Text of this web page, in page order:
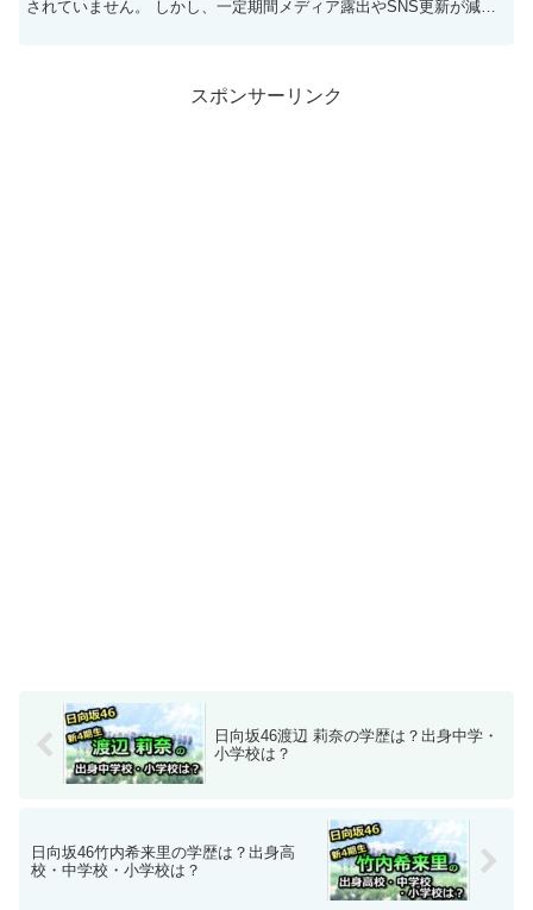
されていません。 しかし、一定期間メディア露出やSNS更新が減少
スポンサーリンク
日向坂46渡辺 莉奈の学歴は？出身中学・
小学校は？
日向坂46竹内希来里の学歴は？出身高
校・中学校・小学校は？